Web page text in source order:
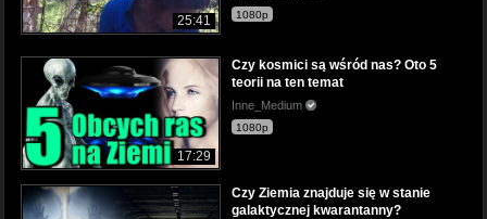
25:41 1080p
17:29
Czy kosmici są wśród nas? Oto 5
teorii na ten temat
Inne_Medium
1080p
Czy Ziemia znajduje się w stanie
galaktycznej kwarantanny?